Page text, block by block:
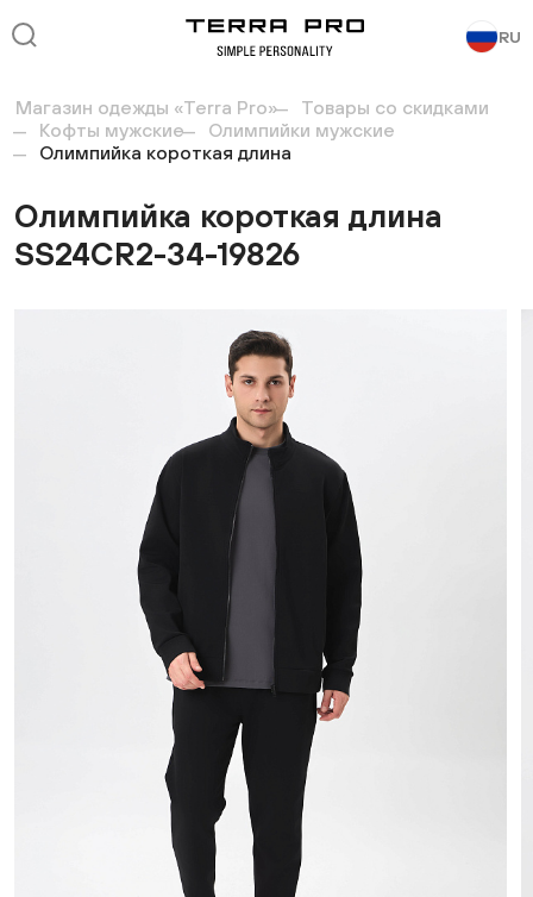
RU
Магазин одежды «Terra Pro»
Товары со скидками
Кофты мужские
Олимпийки мужские
Олимпийка короткая длина
Олимпийка короткая длина
SS24CR2-34-19826